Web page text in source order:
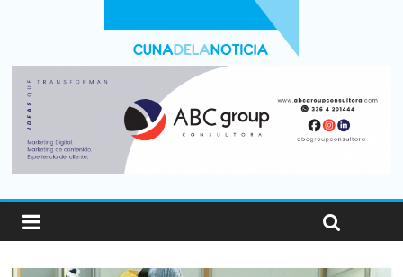
Fuerte caída de la venta de autos usados en julio: bajó un 12,6%